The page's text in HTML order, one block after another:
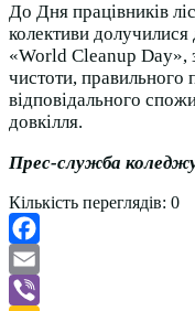
До Дня працівників
колективи
«World Cleanup Day»,
чистоти, правильного
відповідального
довкілля.
Прес-служба
Кількість переглядів: 0
Facebook
Email